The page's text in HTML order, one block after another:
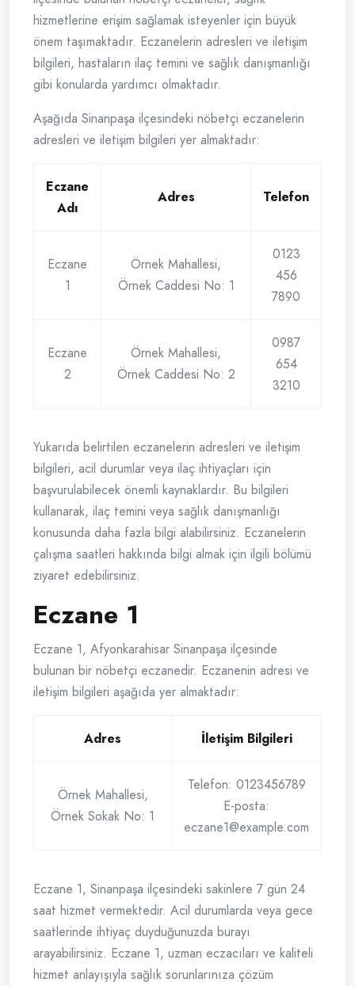
hizmetlerine erişim sağlamak isteyenler için büyük
önem taşımaktadır. Eczanelerin adresleri ve iletişim
bilgileri, hastaların ilaç temini ve sağlık danışmanlığı
gibi konularda yardımcı olmaktadır.
Aşağıda Sinanpaşa ilçesindeki nöbetçi eczanelerin
adresleri ve iletişim bilgileri yer almaktadır:
Eczane
Adı
Adres Telefon
Eczane
1
Örnek Mahallesi,
Örnek Caddesi No: 1
0123
456
7890
Eczane
2
Örnek Mahallesi,
Örnek Caddesi No: 2
0987
654
3210
Yukarıda belirtilen eczanelerin adresleri ve iletişim
bilgileri, acil durumlar veya ilaç ihtiyaçları için
başvurulabilecek önemli kaynaklardır. Bu bilgileri
kullanarak, ilaç temini veya sağlık danışmanlığı
konusunda daha fazla bilgi alabilirsiniz. Eczanelerin
çalışma saatleri hakkında bilgi almak için ilgili bölümü
ziyaret edebilirsiniz.
Eczane 1
Eczane 1, Afyonkarahisar Sinanpaşa ilçesinde
bulunan bir nöbetçi eczanedir. Eczanenin adresi ve
iletişim bilgileri aşağıda yer almaktadır:
Adres İletişim Bilgileri
Örnek Mahallesi,
Örnek Sokak No: 1
Telefon: 0123456789
E-posta:
eczane1@example.com
Eczane 1, Sinanpaşa ilçesindeki sakinlere 7 gün 24
saat hizmet vermektedir. Acil durumlarda veya gece
saatlerinde ihtiyaç duyduğunuzda burayı
arayabilirsiniz. Eczane 1, uzman eczacıları ve kaliteli
hizmet anlayışıyla sağlık sorunlarınıza çözüm